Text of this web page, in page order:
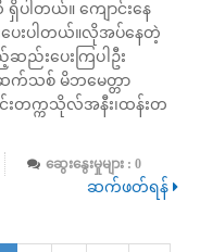
ပါတယ်။ ကျောင်းနေ
ေးပါတယ်။လိုအပ်နေတဲ့
ည်းပေးကြပါဦး
က်သစ် မိဘမေတ္တာ
းတက္ကသိုလ်အနီး၊ထန်းတ
ဆွေးနွေးမှုများ : 0
ဆက်ဖတ်ရန်